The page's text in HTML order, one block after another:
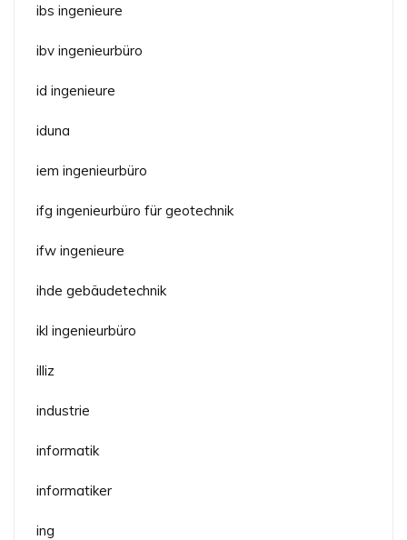
ibs ingenieure
ibv ingenieurbüro
id ingenieure
iduna
iem ingenieurbüro
ifg ingenieurbüro für geotechnik
ifw ingenieure
ihde gebäudetechnik
ikl ingenieurbüro
illiz
industrie
informatik
informatiker
ing